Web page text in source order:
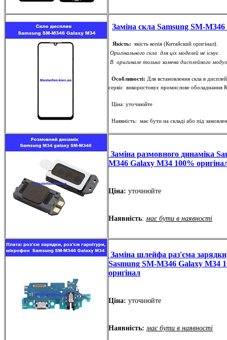
Заміна скла Samsung SM-
Якість: якість копія (Китайский оригінал).
Оригінального скла для ціх моделей не існує.
В оригинале только замена дисплейного
Особливості: Для встановлення скла в
сервіс використовує промислове оболаднання
Ціна: уточнюйте
Наявність: має бути на складі або під
Заміна размовного динаміка
M346 Galaxy M34 100%
Ціна: уточнюйте
Наявність:має бути в наявності
Заміна шлейфа раз'єма
Sasmung SM-M346 Galaxy M34
оригінал
Ціна: уточнюйте
Наявність: має бути в наявності